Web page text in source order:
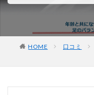
HOME 口コミ